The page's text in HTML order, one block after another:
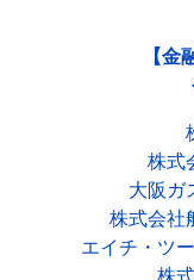
【
株式
大阪ガ
株式会社
エイチ・ツ